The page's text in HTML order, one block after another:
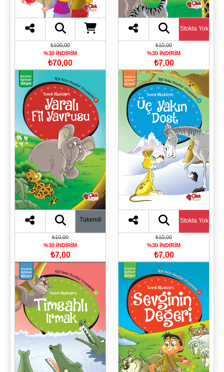
₺100,00
%30 İNDİRİM
₺70,00
Stokta Yok
₺10,00
%30 İNDİRİM
₺7,00
Tükendi
₺10,00
%30 İNDİRİM
₺7,00
Stokta Yok
₺10,00
%30 İNDİRİM
₺7,00